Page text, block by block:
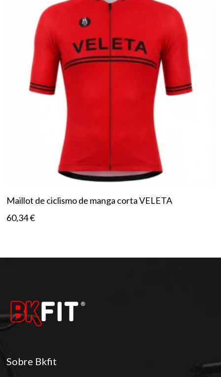
Maillot de ciclismo de manga corta VELETA
60,34€
Sobre Bkfit